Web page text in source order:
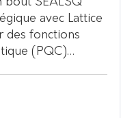
avec Lattice
des fonctions
(PQC)…